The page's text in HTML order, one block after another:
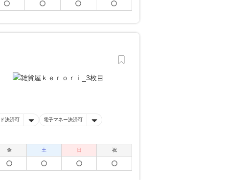
決済可 電子マネー決済可
金 土 日 祝